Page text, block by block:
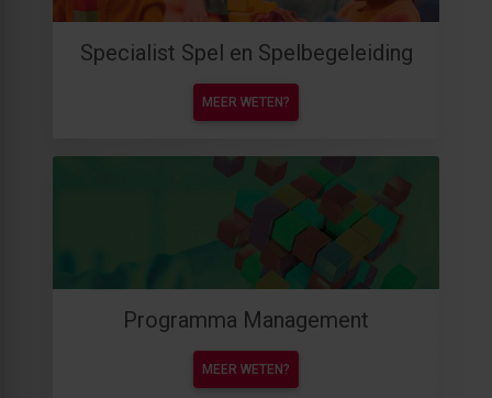
Specialist Spel en Spelbegeleiding
MEER WETEN?
Programma Management
MEER WETEN?